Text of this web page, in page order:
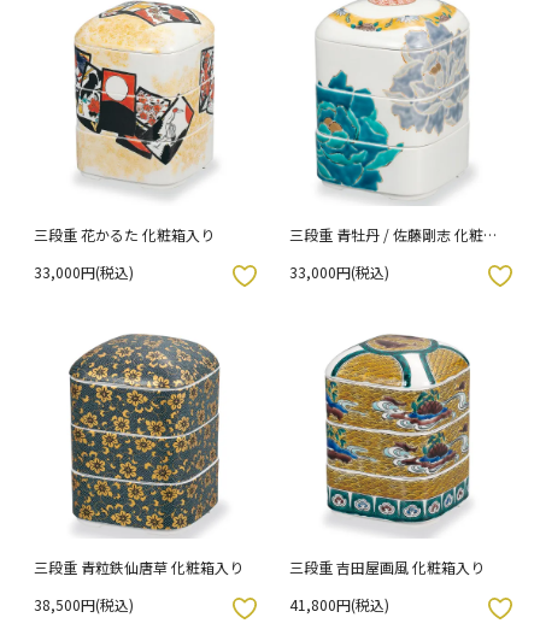
三段重 花かるた 化粧箱入り
33,000円(税込)
三段重 青牡丹 / 佐藤剛志 化粧箱
33,000円(税込)
お気に入りボタン
三段重 青粒鉄仙唐草 化粧箱入り
38,500円(税込)
三段重 吉田屋画風 化粧箱入り
41,800円(税込)
お気に入りボタン